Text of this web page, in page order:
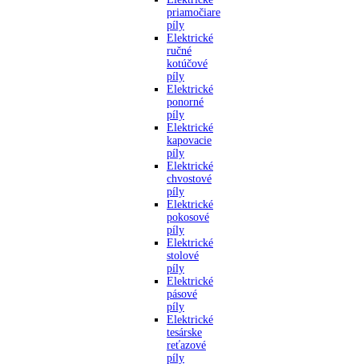
priamočiare
píly
Elektrické
ručné
kotúčové
píly
Elektrické
ponorné
píly
Elektrické
kapovacie
píly
Elektrické
chvostové
píly
Elektrické
pokosové
píly
Elektrické
stolové
píly
Elektrické
pásové
píly
Elektrické
tesárske
reťazové
píly